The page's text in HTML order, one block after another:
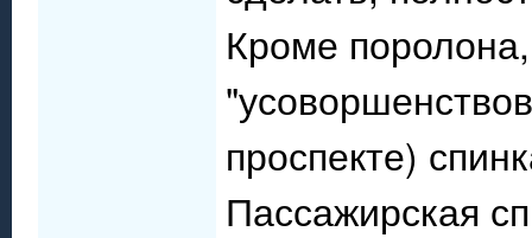
Кроме
проспекте)
Пассажирская